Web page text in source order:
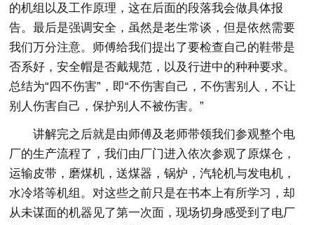
的机组以及工作原理，这在后面的段落我会做具体报
告。最后是强调安全，虽然是老生常谈，但是依然需要
我们万分注意。师傅给我们提出了要检查自己的鞋带是
否系好，安全帽是否戴规范，以及行进中的种种要求。
总结为“四不伤害”，即“不伤害自己，不伤害别人，不让
别人伤害自己，保护别人不被伤害。”
讲解完之后就是由师傅及老师带领我们参观整个电
厂的生产流程了，我们由厂门进入依次参观了原煤仓，
运输皮带，磨煤机，送煤器，锅炉，汽轮机与发电机，
水冷塔等机组。对这些之前只是在书本上有所学习，却
从未谋面的机器见了第一次面，现场切身感受到了电厂